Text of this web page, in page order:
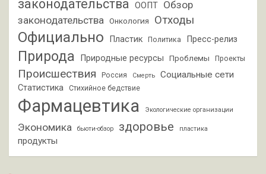
законодательства ООПТ Обзор
законодательства Онкология Отходы
Официально Пластик Политика Пресс-релиз
Природа Природные ресурсы Проблемы Проекты
Происшествия Россия Смерть Социальные сети
Статистика Стихийное бедствие
Фармацевтика Экологические организации
Экономика бьюти-обзор здоровье пластика
продукты